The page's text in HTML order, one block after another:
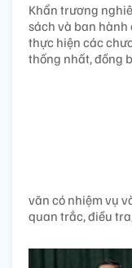
Khẩn trương
sách và ban hành
thực hiện các
thống nhất, đồng
văn có nhiệm vụ
quan trắc, điều